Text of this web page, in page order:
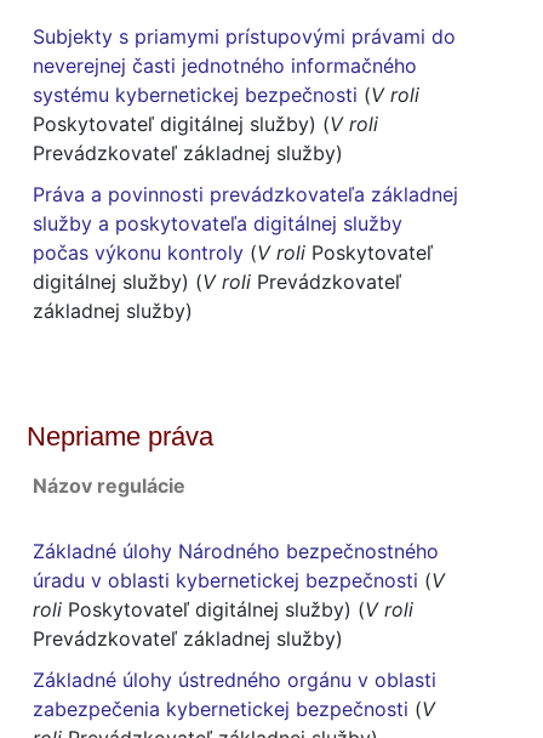
Subjekty s priamymi prístupovými právami do
neverejnej časti jednotného informačného
systému kybernetickej bezpečnosti (V roli
Poskytovateľ digitálnej služby) (V roli
Prevádzkovateľ základnej služby)
Práva a povinnosti prevádzkovateľa základnej
služby a poskytovateľa digitálnej služby
počas výkonu kontroly (V roli Poskytovateľ
digitálnej služby) (V roli Prevádzkovateľ
základnej služby)
Nepriame práva
Názov regulácie
Základné úlohy Národného bezpečnostného
úradu v oblasti kybernetickej bezpečnosti (V
roli Poskytovateľ digitálnej služby) (V roli
Prevádzkovateľ základnej služby)
Základné úlohy ústredného orgánu v oblasti
zabezpečenia kybernetickej bezpečnosti (V